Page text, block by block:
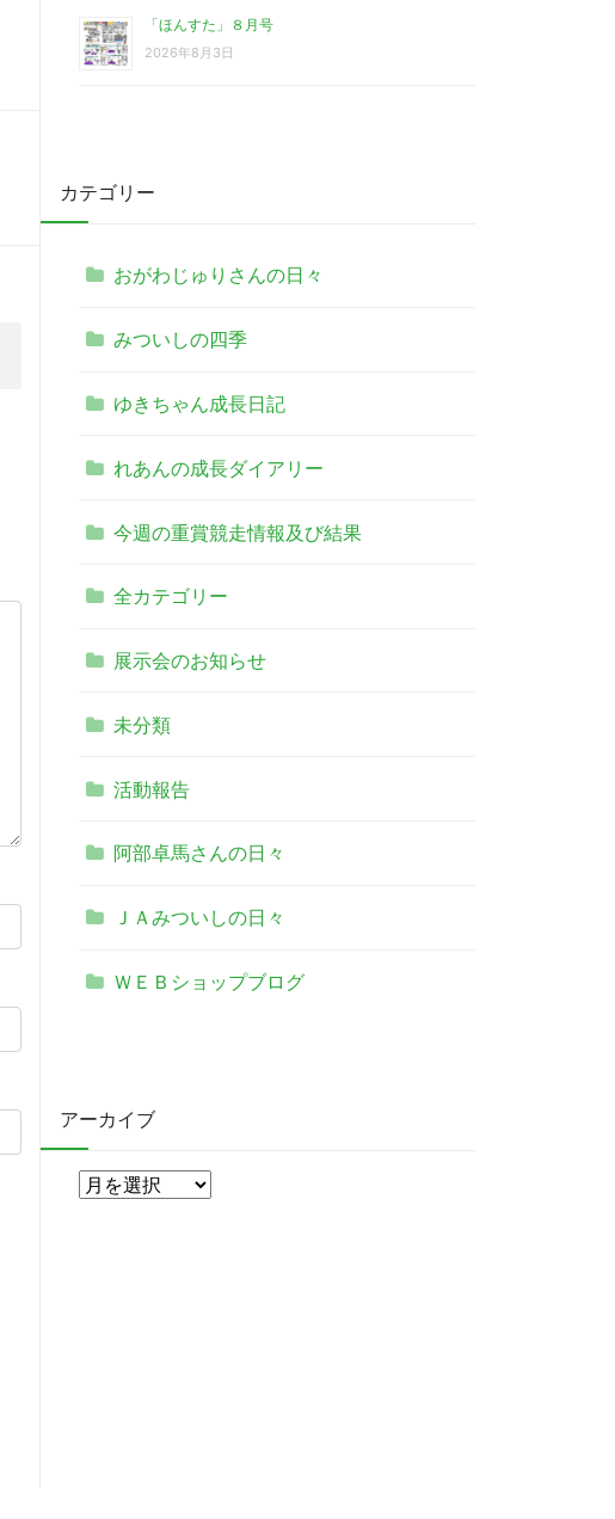
「ほんすた」８月号
2026年8月3日
カテゴリー
おがわじゅりさんの日々
みついしの四季
ゆきちゃん成長日記
れあんの成長ダイアリー
今週の重賞競走情報及び結果
全カテゴリー
展示会のお知らせ
未分類
活動報告
阿部卓馬さんの日々
ＪＡみついしの日々
ＷＥＢショップブログ
アーカイブ
ア